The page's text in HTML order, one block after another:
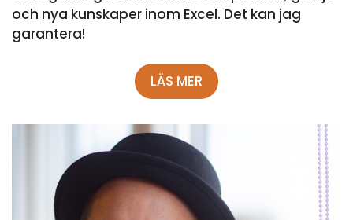
och nya kunskaper inom Excel. Det kan jag
garantera!
LÄS MER